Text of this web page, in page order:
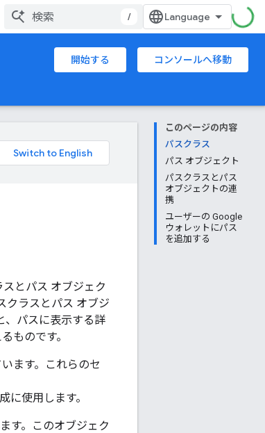
/
開始する
コンソールへ移動
このページの内容
パスクラス
パス オブジェクト
パスクラスとパス
オブジェクトの連
携
ユーザーの Google
ウォレットにパス
を追加する
とパス オブジェク
クラスとパス オブジ
、パスに表示する詳
ものです。
ます。これらのセ
に使用します。
す。このオブジェク